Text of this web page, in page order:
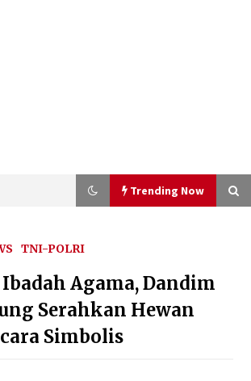
Trending Now
Kemenkum Malut Semarakkan Hari
Pengayoman dan HUT RI ke-81
melalui Pertandingan Gawang Mini
Dangdut
TNI-POLRI
Agama, Dandim
Serahkan Hewan
Simbolis